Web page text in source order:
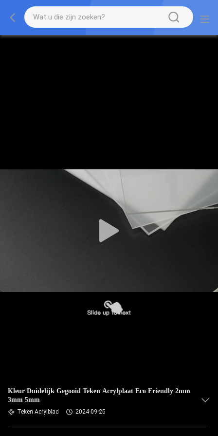
Kleur Duidelijk Gegooid Teken Acrylplaat Eco Friendly 2mm
3mm 5mm
Teken Acrylblad 2024-09-25